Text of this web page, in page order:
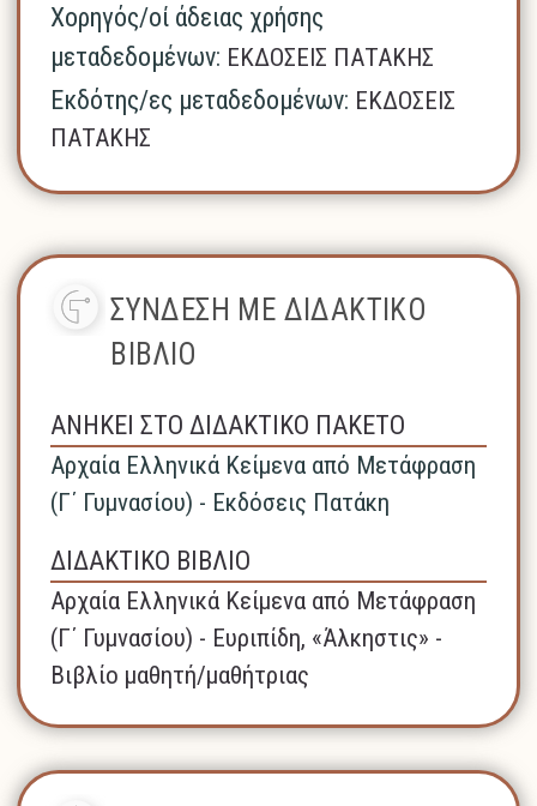
Χορηγός/οί άδειας χρήσης
μεταδεδομένων: ΕΚΔΟΣΕΙΣ ΠΑΤΑΚΗΣ
Εκδότης/ες μεταδεδομένων: ΕΚΔΟΣΕΙΣ
ΠΑΤΑΚΗΣ
ΣΥΝΔΕΣΗ ΜΕ ΔΙΔΑΚΤΙΚΟ
ΒΙΒΛΙΟ
ΑΝΗΚΕΙ ΣΤΟ ΔΙΔΑΚΤΙΚΟ ΠΑΚΕΤΟ
Αρχαία Ελληνικά Κείμενα από Μετάφραση
(Γ΄ Γυμνασίου) - Εκδόσεις Πατάκη
ΔΙΔΑΚΤΙΚΟ ΒΙΒΛΙΟ
Αρχαία Ελληνικά Κείμενα από Μετάφραση
(Γ΄ Γυμνασίου) - Ευριπίδη, «Άλκηστις» -
Βιβλίο μαθητή/μαθήτριας